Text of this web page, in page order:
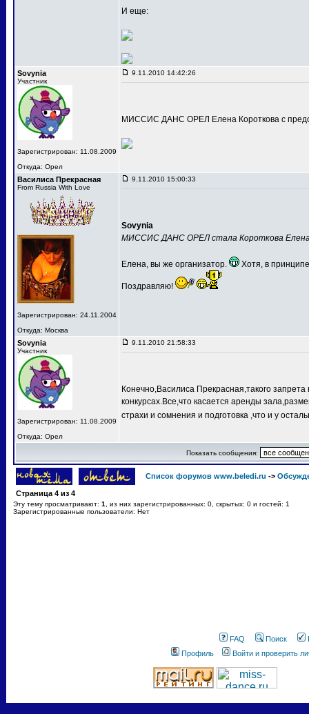
И еще:
Sovynia
Участник
Зарегистрирован: 11.08.2009
Откуда: Орел
9.11.2010 14:42:26
МИССИС ДАНС ОРЕЛ Елена Короткова с
Василиса Прекрасная
From Russia With Love
Зарегистрирован: 24.11.2004
Откуда: Москва
9.11.2010 15:00:33
Sovynia
МИССИС ДАНС ОРЕЛ стала Короткова
Елена, вы же организатор. Хотя, в
Поздравляю!
Sovynia
Участник
Зарегистрирован: 11.08.2009
Откуда: Орел
9.11.2010 21:58:33
Конечно,Василиса Прекрасная,такого
конкурсах.Все,что касается аренды
страхи и сомнения и подготовка ,что и у
Показать сообщения:
Список форумов www.beledi.ru ->
Страница 4 из 4
Эту тему просматривают: 1
, из них зарегистрированных: 0, скрытых: 0 и гостей: 1
Зарегистрированные пользователи: Нет
FAQ Поиск
Профиль
Войти и проверить